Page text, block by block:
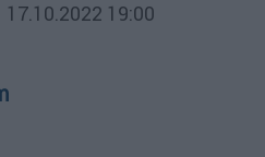
17.10.2022 19:00